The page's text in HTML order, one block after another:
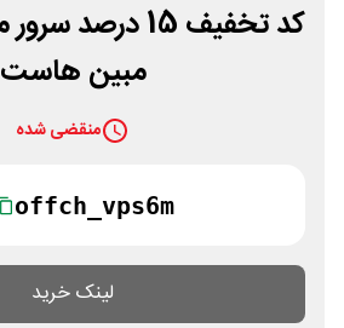
مبین هاست
منقضی شده
offch_vps6m
لینک خرید